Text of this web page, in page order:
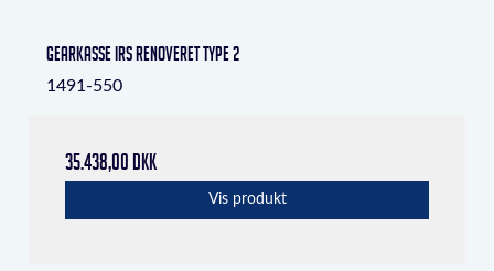
Gearkasse IRS Renoveret Type 2
1491-550
35.438,00 DKK
Vis produkt